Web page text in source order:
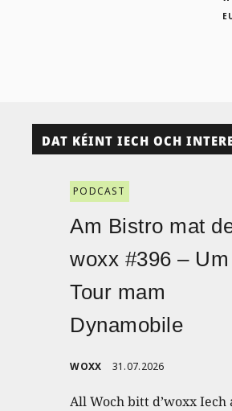
DAT KÉINT IECH OCH
PODCAST
Am Bistro mat
woxx #396 – Um
Tour mam
Dynamobile
WOXX 31.07.2026
All Woch bitt d’woxx Iech